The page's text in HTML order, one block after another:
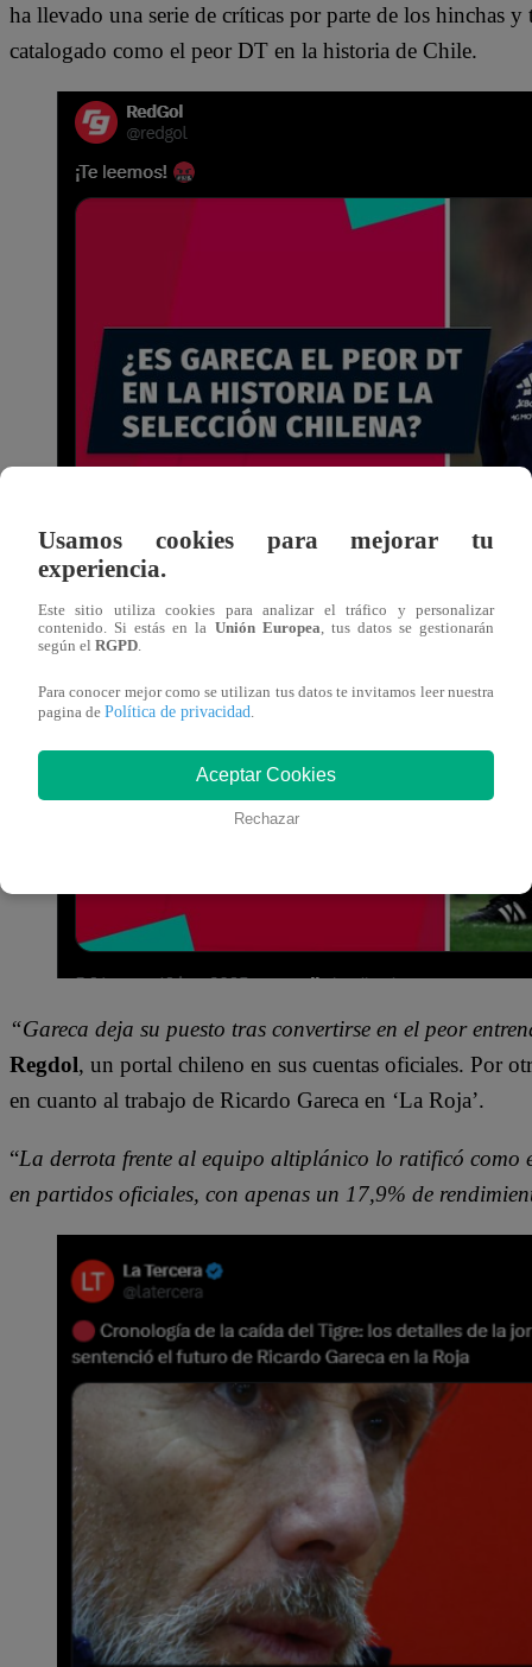
ha llevado una serie de críticas por parte de los hinchas
catalogado como el peor DT en la historia de Chile.
“Gareca deja su puesto tras convertirse en el peor
Regdol, un portal chileno en sus cuentas oficiales. Por
en cuanto al trabajo de Ricardo Gareca en ‘La Roja’.
“La derrota frente al equipo altiplánico lo ratificó como
en partidos oficiales, con apenas un 17,9% de
Usamos cookies para mejorar tu
experiencia.
Este sitio utiliza cookies para analizar el tráfico y personalizar
contenido. Si estás en la Unión Europea , tus datos se gestionarán
según el RGPD
Para conocer mejor como se utilizan tus datos te invitamos leer nuestra
pagina de Política de privacidad
Aceptar Cookies
Rechazar